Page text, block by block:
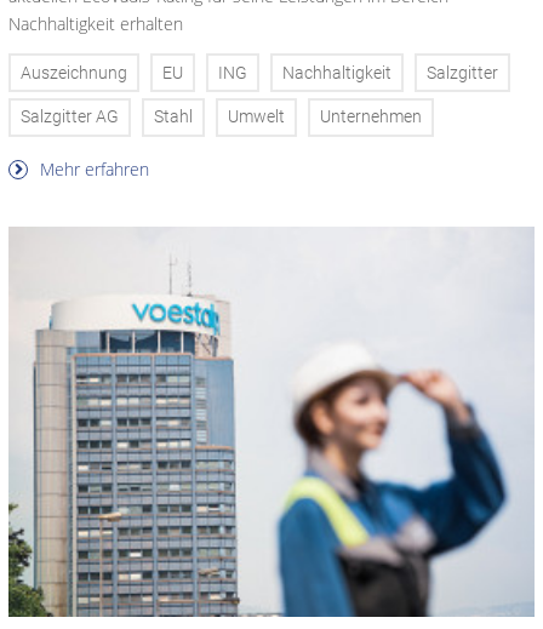
Nachhaltigkeit erhalten
Auszeichnung EU ING Nachhaltigkeit Salzgitter
Salzgitter AG Stahl Umwelt Unternehmen
Mehr erfahren